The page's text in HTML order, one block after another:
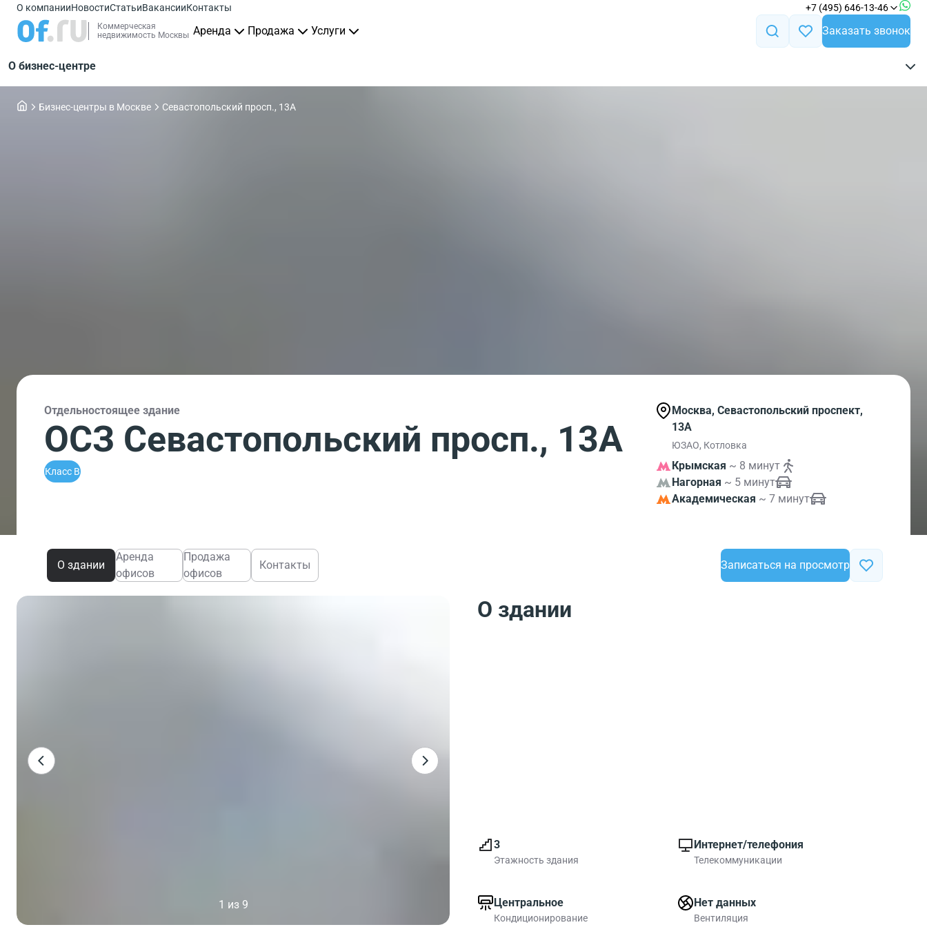
О компанииНовостиСтатьиВакансииКонтакты +7 (495) 646-13-46
Коммерческая
недвижимость Москвы Аренда Продажа Услуги Заказать звонок
О бизнес-центре
Бизнес-центры в Москве Севастопольский просп., 13А
Отдельностоящее здание
ОСЗ Севастопольский просп., 13А
Класс B
Москва, Севастопольский проспект,
13А
ЮЗАО, Котловка
Крымская ~ 8 минут
Нагорная ~ 5 минут
Академическая ~ 7 минут
О здании
Аренда
офисов
Продажа
офисов
Контакты Записаться на просмотр
1 из 9
О здании
3
Этажность здания
Интернет/телефония
Телекоммуникации
Центральное
Кондиционирование
Нет данных
Вентиляция